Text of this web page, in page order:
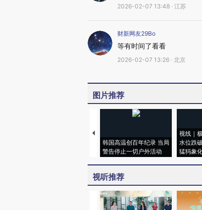
2026-02-07 13:48 · 江苏
财新网友29Bo
等有时间了看看
2026-02-07 13:26 · 北京
图片推荐
韩国高温创百年纪录 当局
警告停止一切户外活动
视线｜
水位跌
猛犸象
视听推荐